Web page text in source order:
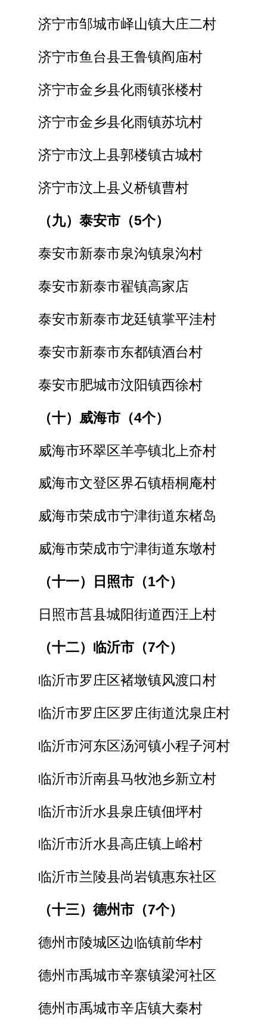
济宁市邹城市峄山镇大庄二村
济宁市鱼台县王鲁镇阎庙村
济宁市金乡县化雨镇张楼村
济宁市金乡县化雨镇苏坑村
济宁市汶上县郭楼镇古城村
济宁市汶上县义桥镇曹村
（九）泰安市（5个）
泰安市新泰市泉沟镇泉沟村
泰安市新泰市翟镇高家店
泰安市新泰市龙廷镇掌平洼村
泰安市新泰市东都镇酒台村
泰安市肥城市汶阳镇西徐村
（十）威海市（4个）
威海市环翠区羊亭镇北上夼村
威海市文登区界石镇梧桐庵村
威海市荣成市宁津街道东楮岛
威海市荣成市宁津街道东墩村
（十一）日照市（1个）
日照市莒县城阳街道西汪上村
（十二）临沂市（7个）
临沂市罗庄区褚墩镇风渡口村
临沂市罗庄区罗庄街道沈泉庄村
临沂市河东区汤河镇小程子河村
临沂市沂南县马牧池乡新立村
临沂市沂水县泉庄镇佃坪村
临沂市沂水县高庄镇上峪村
临沂市兰陵县尚岩镇惠东社区
（十三）德州市（7个）
德州市陵城区边临镇前华村
德州市禹城市辛寨镇梁河社区
德州市禹城市辛店镇大秦村